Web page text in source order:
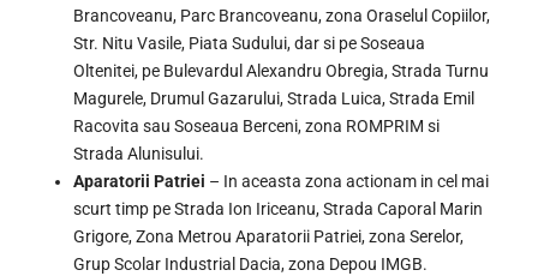
Brancoveanu, Parc Brancoveanu, zona Oraselul Copiilor,
Str. Nitu Vasile, Piata Sudului, dar si pe Soseaua
Oltenitei, pe Bulevardul Alexandru Obregia, Strada Turnu
Magurele, Drumul Gazarului, Strada Luica, Strada Emil
Racovita sau Soseaua Berceni, zona ROMPRIM si
Strada Alunisului.
Aparatorii Patriei – In aceasta zona actionam in cel mai
scurt timp pe Strada Ion Iriceanu, Strada Caporal Marin
Grigore, Zona Metrou Aparatorii Patriei, zona Serelor,
Grup Scolar Industrial Dacia, zona Depou IMGB.